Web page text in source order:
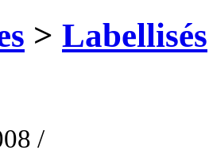
> Labellisés
/